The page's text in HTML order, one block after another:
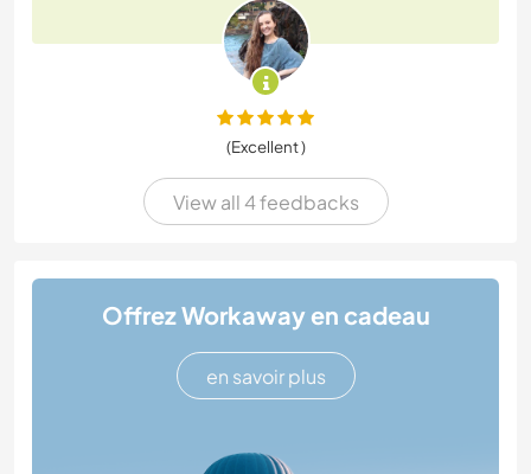
(Excellent )
View all 4 feedbacks
Offrez Workaway en cadeau
en savoir plus